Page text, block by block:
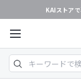
KAIストアで